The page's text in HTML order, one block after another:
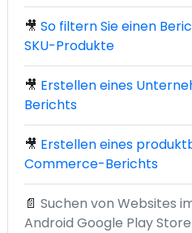
🎥 So filtern Sie einen
SKU-Produkte
🎥 Erstellen eines
Berichts
🎥 Erstellen eines
Commerce-Berichts
📄 Suchen von Websites
Android Google Play Store